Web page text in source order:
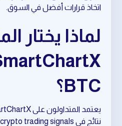
اتخاذ قرارات أفضل في السوق.
لماذا يختار
BTC؟
نتائج في crypto trading signals المرتبط بـ BTC.